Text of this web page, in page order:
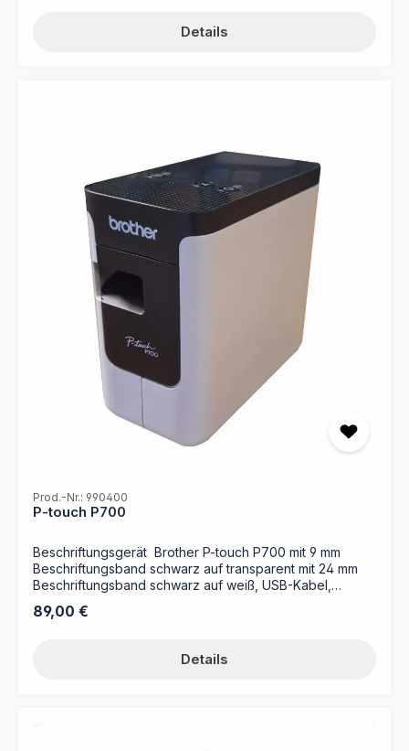
die ideale Ergänzung, um Ihre Büroorganisation flexibel
und nachhaltig zu gestalten. Mit diesem praktischen
Materialzusammensetzung reinigt der Radierer die
Oberflächen gründlich, ohne den Kunststoff anzugreifen
oder Schlieren zu hinterlassen. So können Sie die
Gliederung Ihrer Unterlagen in den MAPPEI
Ordnungsboxen bei Projektänderungen oder neuen
Zuständigkeiten jederzeit unkompliziert anpassen. Ein
unverzichtbares Werkzeug für eine saubere und
professionelle Dokumentenverwaltung. Funktion:
Trockene Entfernung permanenter Spezialtinte
Anwendung: Optimiert für MAPPEI-Beschriftungsläufer
Vorteil: Hohe Kostenersparnis durch
Mehrfachverwendung des Zubehörs Format: Kompakt
und griffbereit für jeden Schreibtisch Farbe: Weiß
Ergebnis: Saubere Oberflächen für eine neue
Beschriftung
Details
Prod.-Nr.: 990400
P-touch P700
Beschriftungsgerät Brother P-touch P700 mit 9 mm
Beschriftungsband schwarz auf transparent mit 24 mm
Beschriftungsband schwarz auf weiß, USB-Kabel,
Druckertreiber) sowie Schnellstart-Anleitung
Regulärer Preis:
89,00 €
Details